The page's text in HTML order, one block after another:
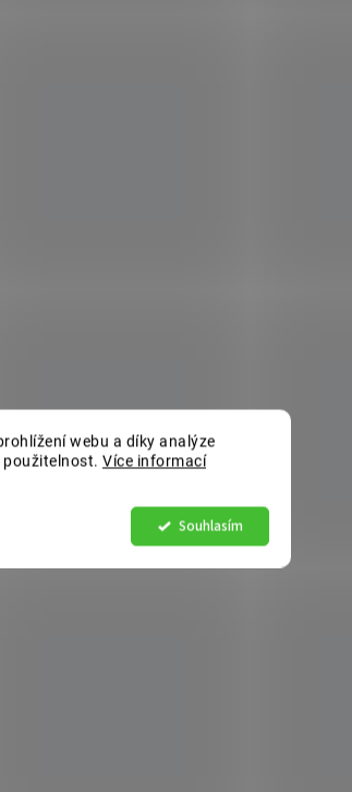
webu a díky analýze
použitelnost. Více informací
Souhlasím